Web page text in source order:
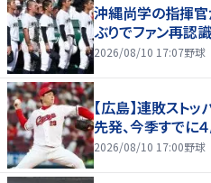
沖縄尚学の指揮
ぶりでファン再認
2026/08/10 17:07野球
【広島】連敗スト
先発、今季すでに
2026/08/10 17:00野球